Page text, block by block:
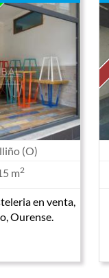
(O)
m2
en venta,
Ourense.